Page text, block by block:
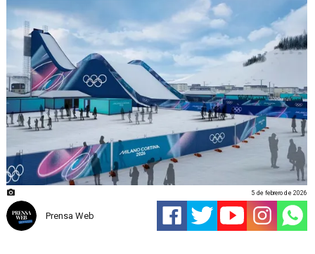
Prensa Web
5 de febrero de 2026